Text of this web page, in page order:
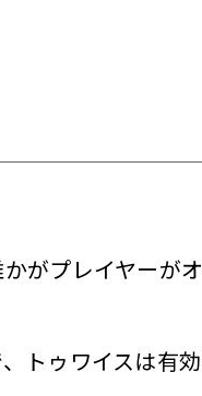
がプレイヤーが
トゥワイスは有効